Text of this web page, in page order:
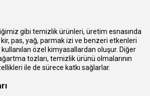
gibi temizlik ürünleri, üretim esnasında
pas, yağ, parmak izi ve benzeri etkenleri
özel kimyasallardan oluşur. Diğer
tozları, temizlik ürünü olmalarının
ile de sürece katkı sağlarlar.